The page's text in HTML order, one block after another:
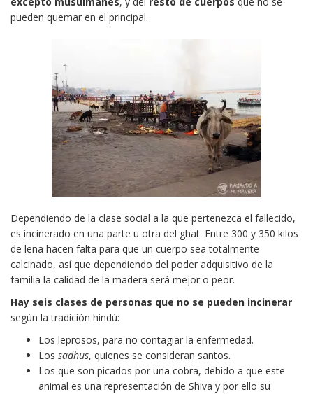
pueden quemar en el principal.
Dependiendo de la clase social a la que pertenezca el fallecido,
es incinerado en una parte u otra del ghat. Entre 300 y 350 kilos
de leña hacen falta para que un cuerpo sea totalmente
calcinado, así que dependiendo del poder adquisitivo de la
familia la calidad de la madera será mejor o peor.
Hay seis clases de personas que no se pueden incinerar
según la tradición hindú:
Los leprosos, para no contagiar la enfermedad.
Los sadhus, quienes se consideran santos.
Los que son picados por una cobra, debido a que este
animal es una representación de Shiva y por ello su